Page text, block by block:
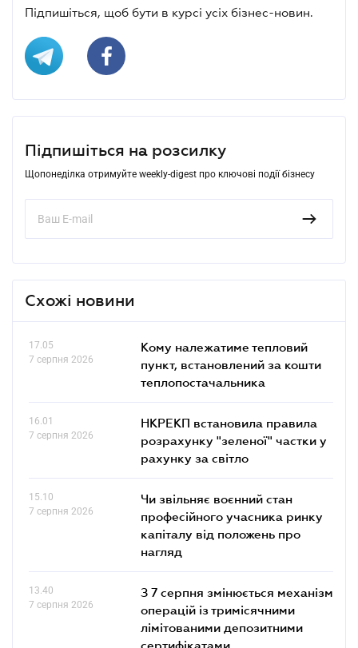
Підпишіться, щоб бути в курсі усіх бізнес-новин.
Підпишіться на розсилку
Щопонеділка отримуйте weekly-digest про ключові події бізнесу
Схожі новини
17.05
7 серпня 2026
Кому належатиме тепловий
пункт, встановлений за кошти
теплопостачальника
16.01
7 серпня 2026
НКРЕКП встановила правила
розрахунку "зеленої" частки у
рахунку за світло
15.10
7 серпня 2026
Чи звільняє воєнний стан
професійного учасника ринку
капіталу від положень про
нагляд
13.40
7 серпня 2026
З 7 серпня змінюється механізм
операцій із тримісячними
лімітованими депозитними
сертифікатами